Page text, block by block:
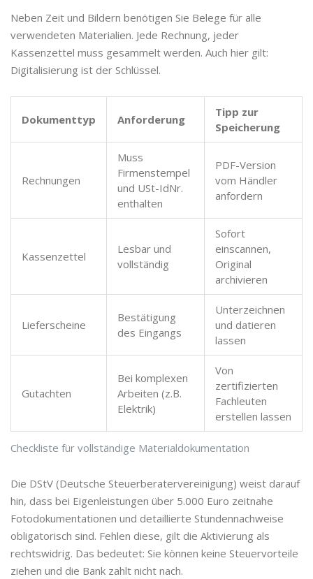
Neben Zeit und Bildern benötigen Sie Belege für alle
verwendeten Materialien. Jede Rechnung, jeder
Kassenzettel muss gesammelt werden. Auch hier gilt:
Digitalisierung ist der Schlüssel.
Checkliste für vollständige Materialdokumentation
Dokumenttyp Anforderung
Tipp zur
Speicherung
Rechnungen
Muss
Firmenstempel
und USt-IdNr.
enthalten
PDF-Version
vom Händler
anfordern
Kassenzettel
Lesbar und
vollständig
Sofort
einscannen,
Original
archivieren
Lieferscheine
Bestätigung
des Eingangs
Unterzeichnen
und datieren
lassen
Gutachten
Bei komplexen
Arbeiten (z.B.
Elektrik)
Von
zertifizierten
Fachleuten
erstellen lassen
Die DStV (Deutsche Steuerberatervereinigung) weist darauf
hin, dass bei Eigenleistungen über 5.000 Euro zeitnahe
Fotodokumentationen und detaillierte Stundennachweise
obligatorisch sind. Fehlen diese, gilt die Aktivierung als
rechtswidrig. Das bedeutet: Sie können keine Steuervorteile
ziehen und die Bank zahlt nicht nach.